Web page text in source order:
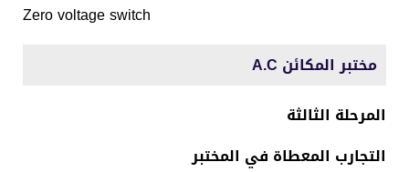
Zero voltage switch
مختبر المكائن A.C
المرحلة الثالثة
التجارب المعطاة في المختبر